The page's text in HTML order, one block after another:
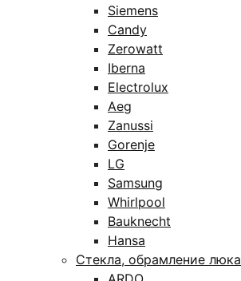
Siemens
Candy
Zerowatt
Iberna
Electrolux
Aeg
Zanussi
Gorenje
LG
Samsung
Whirlpool
Bauknecht
Hansa
Стекла, обрамление люка